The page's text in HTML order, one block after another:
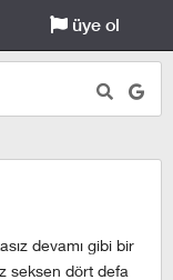
üye ol
devamı gibi bir
seksen dört defa